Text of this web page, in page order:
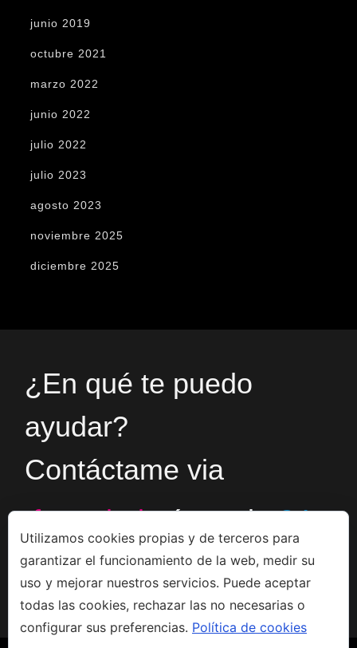
junio 2019
octubre 2021
marzo 2022
junio 2022
julio 2022
julio 2023
agosto 2023
noviembre 2025
diciembre 2025
¿En qué te puedo
ayudar?
Contáctame via
formularioó en el+34
666533308
Utilizamos cookies propias y de terceros para
garantizar el funcionamiento de la web, medir su
uso y mejorar nuestros servicios. Puede aceptar
todas las cookies, rechazar las no necesarias o
configurar sus preferencias. Política de cookies